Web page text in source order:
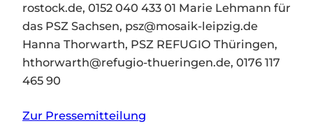
rostock.de, 0152 040 433 01 Marie Lehmann für
das PSZ Sachsen, psz@mosaik-leipzig.de
Hanna Thorwarth, PSZ REFUGIO Thüringen,
hthorwarth@refugio-thueringen.de, 0176 117
465 90
Zur Pressemitteilung